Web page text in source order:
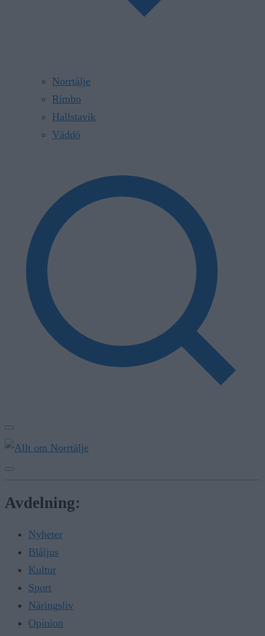
Norrtälje
Rimbo
Hallstavik
Väddö
Avdelning:
Nyheter
Blåljus
Kultur
Sport
Näringsliv
Opinion